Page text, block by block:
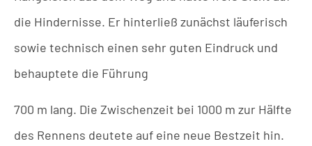
die Hindernisse. Er hinterließ zunächst läuferisch
sowie technisch einen sehr guten Eindruck und
behauptete die Führung
700 m lang. Die Zwischenzeit bei 1000 m zur Hälfte
des Rennens deutete auf eine neue Bestzeit hin.